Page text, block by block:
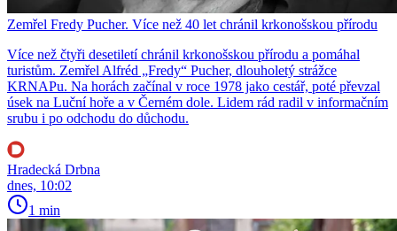
Zemřel Fredy Pucher. Více než 40 let chránil krkonošskou přírodu
Více než čtyři desetiletí chránil krkonošskou přírodu a pomáhal
turistům. Zemřel Alfréd „Fredy“ Pucher, dlouholetý strážce
KRNAPu. Na horách začínal v roce 1978 jako cestář, poté převzal
úsek na Luční hoře a v Černém dole. Lidem rád radil v informačním
srubu i po odchodu do důchodu.
Hradecká Drbna
dnes, 10:02
1 min